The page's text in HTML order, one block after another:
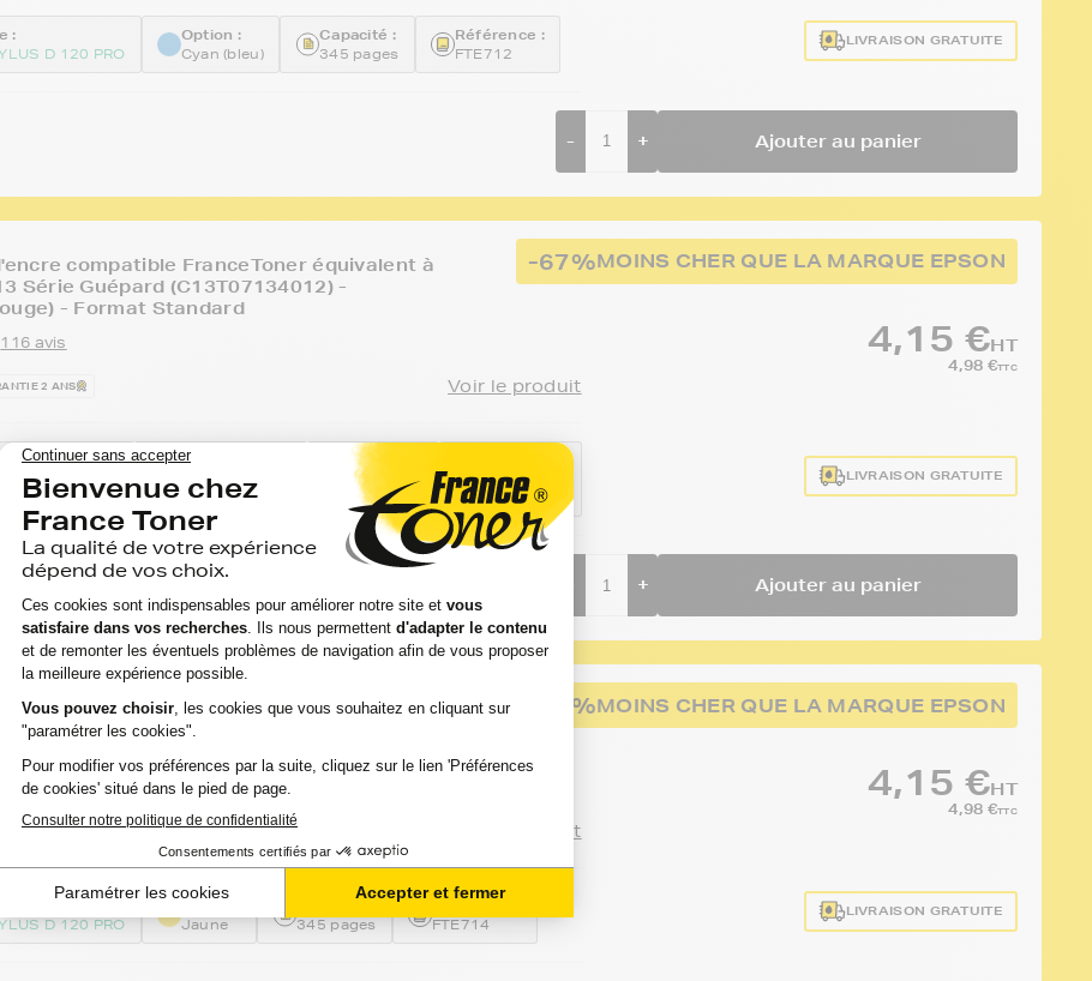
:
D 120 PRO
Option :
Cyan (bleu)
Capacité :
345 pages
Référence :
FTE712
LIVRAISON GRATUITE
- + Ajouter au panier
-67%MOINS CHER QUE LA MARQUE EPSON
compatible FranceToner équivalent à
Série Guépard (C13T07134012) -
- Format Standard
116 avis
2 ANS Voir le produit
D 120
Option :
Magenta
(rouge)
Capacité :
345
pages
:
FTE713
4,15 €HT
4,98 €TTC
LIVRAISON GRATUITE
+ Ajouter au panier
-67%MOINS CHER QUE LA MARQUE EPSON
compatible FranceToner équivalent à
Série Guépard (C13T07144012) - JAUNE -
132 avis
2 ANS Voir le produit
D 120 PRO
Option :
Jaune
Capacité :
345 pages
Référence :
FTE714
4,15 €HT
4,98 €TTC
LIVRAISON GRATUITE